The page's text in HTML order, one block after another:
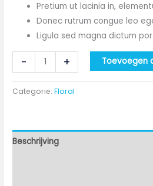
Pretium ut lacinia in,
Donec rutrum congue leo
Ligula sed magna dictum
- + Toevoegen
Categorie:Floral
Beschrijving